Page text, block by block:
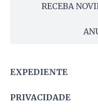
RECEBA
EXPEDIENTE
PRIVACIDADE